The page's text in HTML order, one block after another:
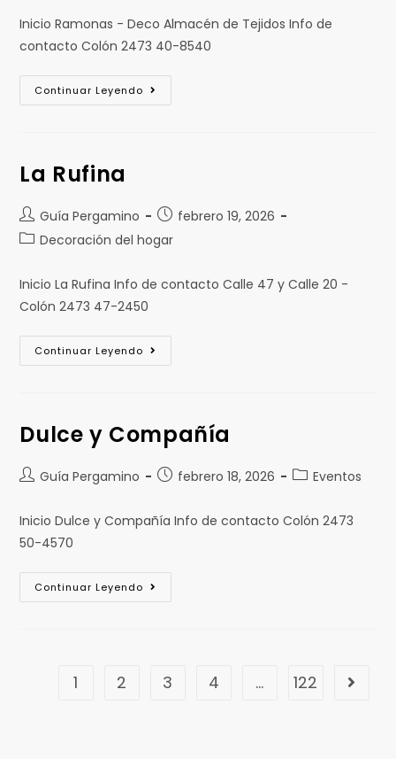
Inicio Ramonas - Deco Almacén de Tejidos Info de
contacto Colón 2473 40-8540
Continuar Leyendo
La Rufina
Guía Pergamino
febrero 19, 2026
Decoración del hogar
Inicio La Rufina Info de contacto Calle 47 y Calle 20 -
Colón 2473 47-2450
Continuar Leyendo
Dulce y Compañía
Guía Pergamino febrero 18, 2026 Eventos
Inicio Dulce y Compañía Info de contacto Colón 2473
50-4570
Continuar Leyendo
1 2 3 4 … 122